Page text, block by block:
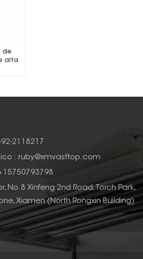
de
alta
2118217
: ruby@xmvasttop.com
15750793798
No.8 Xinfeng 2nd Road, Torch Park,
Xiamen (North Rongxin Building)